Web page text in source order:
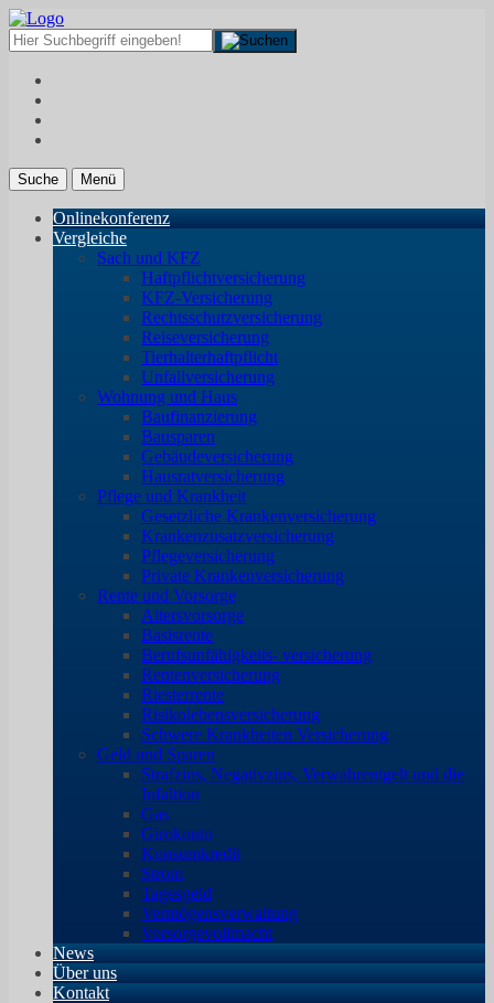
Suche Menü
Onlinekonferenz
Vergleiche
Sach und KFZ
Haftpflichtversicherung
KFZ-Versicherung
Rechtsschutzversicherung
Reiseversicherung
Tierhalterhaftpflicht
Unfallversicherung
Wohnung und Haus
Baufinanzierung
Bausparen
Gebäudeversicherung
Hausratversicherung
Pflege und Krankheit
Gesetzliche Krankenversicherung
Krankenzusatzversicherung
Pflegeversicherung
Private Krankenversicherung
Rente und Vorsorge
Altersvorsorge
Basisrente
Berufsunfähigkeits- versicherung
Rentenversicherung
Riesterrente
Risikolebensversicherung
Schwere Krankheiten Versicherung
Geld und Sparen
Strafzins, Negativzins, Verwahrentgelt und die
Infaltion
Gas
Girokonto
Konsumkredit
Strom
Tagesgeld
Vermögensverwaltung
Vorsorgevollmacht
News
Über uns
Kontakt